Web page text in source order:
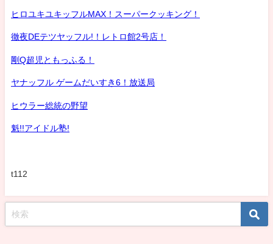
ヒロユキユキッフルMAX！スーパークッキング！
徹夜DEテツヤッフル!！レトロ館2号店！
剛Q超児ともっふる！
ヤナッフル ゲームだいすき6！放送局
ヒウラー総統の野望
魁!!アイドル塾!
t112